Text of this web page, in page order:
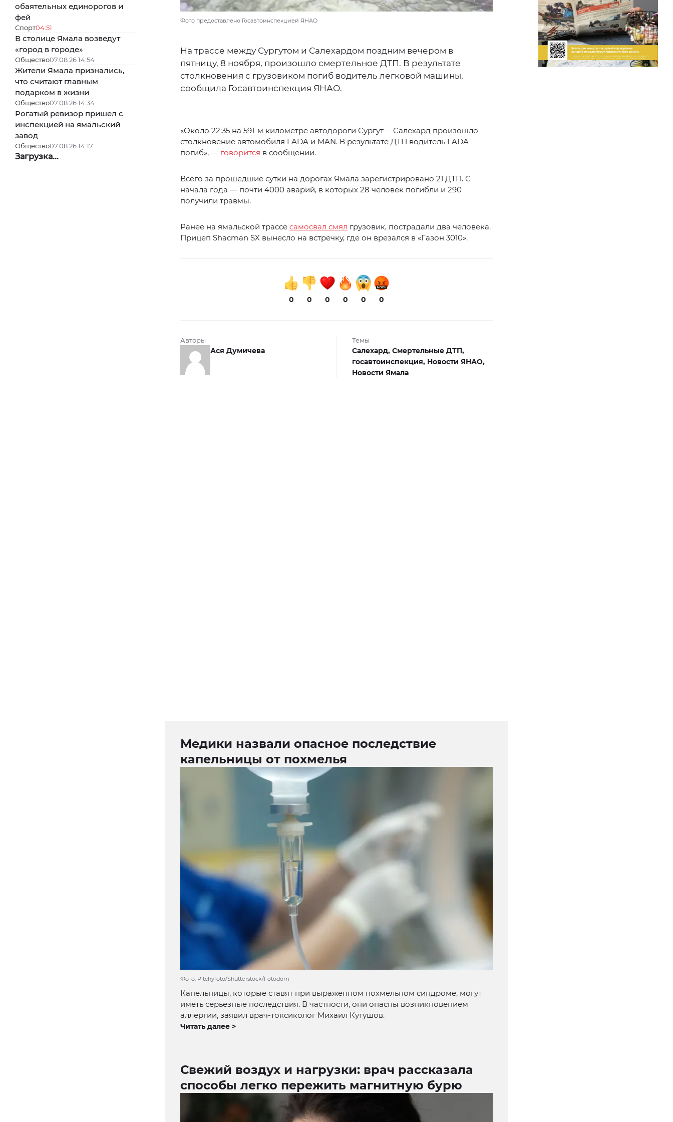
обаятельных единорогов и
фей
Спорт04:51
В столице Ямала возведут
«город в городе»
Общество07.08.26 14:54
Жители Ямала признались,
что считают главным
подарком в жизни
Общество07.08.26 14:34
Рогатый ревизор пришел с
инспекцией на ямальский
завод
Общество07.08.26 14:17
Загрузка...
Фото предоставлено Госавтоинспекцией ЯНАО
На трассе между Сургутом и Салехардом поздним вечером в
пятницу, 8 ноября, произошло смертельное ДТП. В результате
столкновения с грузовиком погиб водитель легковой машины,
сообщила Госавтоинспекция ЯНАО.
«Около 22:35 на 591-м километре автодороги Сургут— Салехард произошло
столкновение автомобиля LADA и MAN. В результате ДТП водитель LADA
погиб», — говорится в сообщении.
Всего за прошедшие сутки на дорогах Ямала зарегистрировано 21 ДТП. С
начала года — почти 4000 аварий, в которых 28 человек погибли и 290
получили травмы.
Ранее на ямальской трассе самосвал смял грузовик, пострадали два человека.
Прицеп Shacman SX вынесло на встречку, где он врезался в «Газон 3010».
0 0 0 0 0 0
Авторы
Ася Думичева
Темы
Салехард, Смертельные ДТП,
госавтоинспекция, Новости ЯНАО,
Новости Ямала
Медики назвали опасное последствие
капельницы от похмелья
Фото: Pitchyfoto/Shutterstock/Fotodom
Капельницы, которые ставят при выраженном похмельном синдроме, могут
иметь серьезные последствия. В частности, они опасны возникновением
аллергии, заявил врач-токсиколог Михаил Кутушов.
Читать далее >
Свежий воздух и нагрузки: врач рассказала
способы легко пережить магнитную бурю